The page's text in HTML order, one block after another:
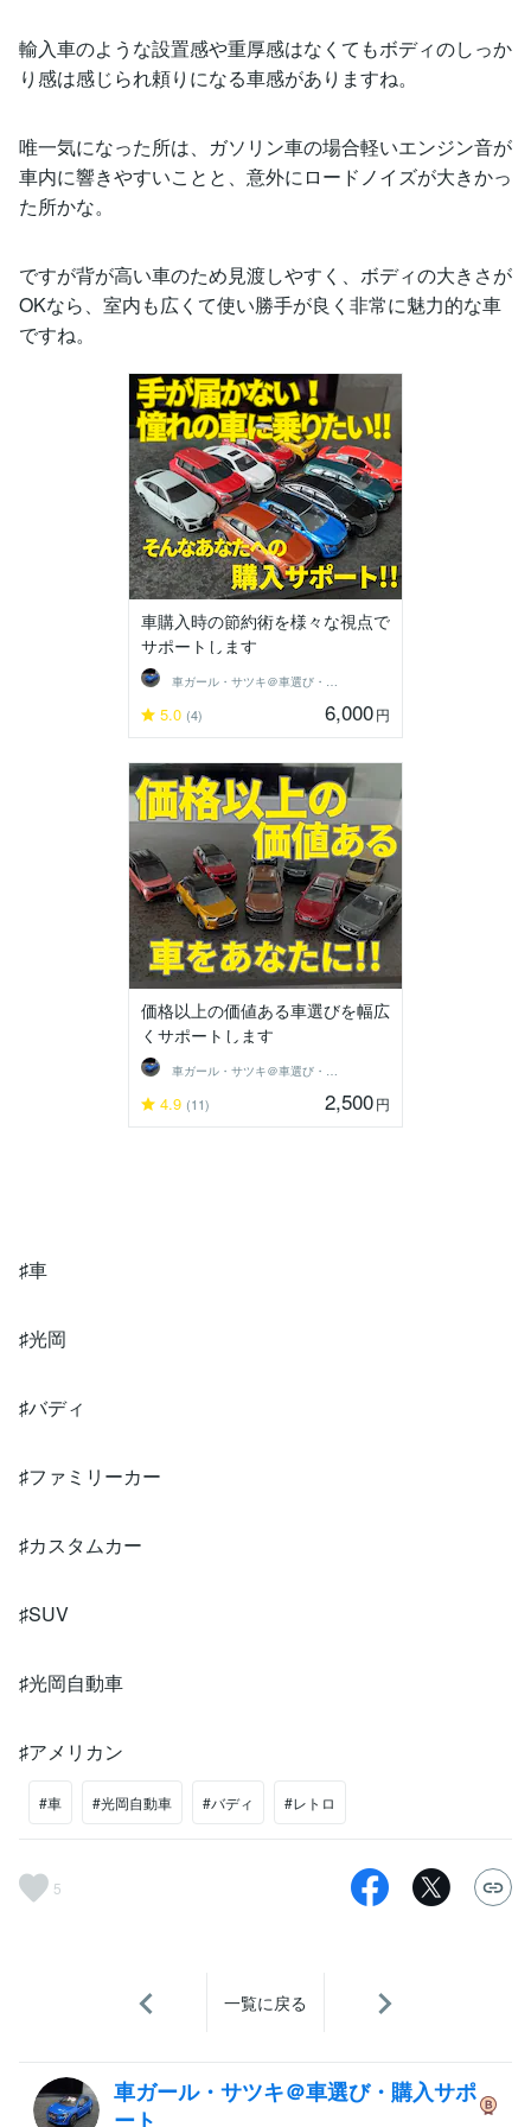
輸入車のような設置感や重厚感はなくてもボディのしっか
り感は感じられ頼りになる車感がありますね。
唯一気になった所は、ガソリン車の場合軽いエンジン音が
車内に響きやすいことと、意外にロードノイズが大きかっ
た所かな。
ですが背が高い車のため見渡しやすく、ボディの大きさが
OKなら、室内も広くて使い勝手が良く非常に魅力的な車
ですね。
車購入時の節約術を様々な視点で
サポートします
車ガール・サツキ＠車選び・購入サポート
5.0 (4) 6,000円
価格以上の価値ある車選びを幅広
くサポートします
車ガール・サツキ＠車選び・購入サポート
4.9 (11) 2,500円
♯車
♯光岡
♯バディ
♯ファミリーカー
♯カスタムカー
♯SUV
♯光岡自動車
♯アメリカン
#車 #光岡自動車 #バディ #レトロ
5
一覧に戻る
車ガール・サツキ＠車選び・購入サポ
ート